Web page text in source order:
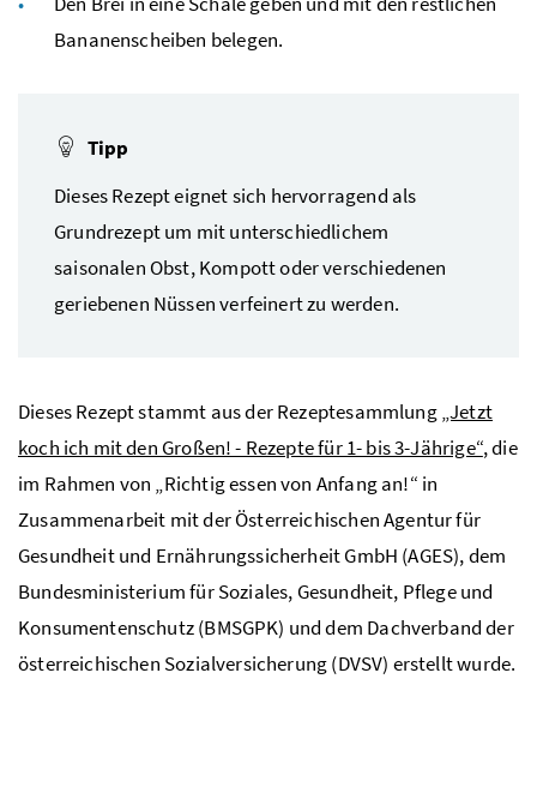
Bananenscheiben belegen.
Tipp
Dieses Rezept eignet sich hervorragend als
Grundrezept um mit unterschiedlichem
saisonalen Obst, Kompott oder verschiedenen
geriebenen Nüssen verfeinert zu werden.
Dieses Rezept stammt aus der Rezeptesammlung„Jetzt
koch ich mit den Großen! - Rezepte für 1- bis 3-Jährige“, die
im Rahmen von „Richtig essen von Anfang an!“ in
Zusammenarbeit mit der Österreichischen Agentur für
Gesundheit und Ernährungssicherheit GmbH (AGES), dem
Bundesministerium für Soziales, Gesundheit, Pflege und
Konsumentenschutz (BMSGPK) und dem Dachverband der
österreichischen Sozialversicherung (DVSV) erstellt wurde.